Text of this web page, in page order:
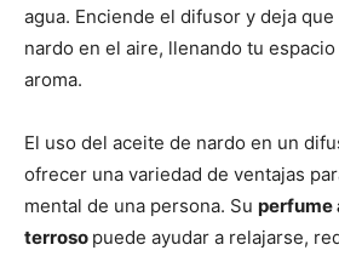
agua. Enciende el difusor y deja
nardo en el aire, llenando tu
aroma.
El uso del aceite de nardo en un
ofrecer una variedad de ventajas
mental de una persona. Su perfume
terroso puede ayudar a relajarse,